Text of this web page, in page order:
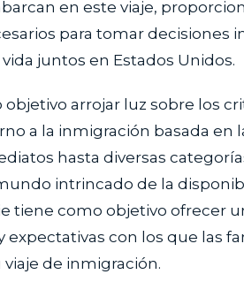
en este viaje,
para tomar decisiones
juntos en Estados Unidos.
arrojar luz sobre los
a la inmigración basada en
hasta diversas
intrincado de la
tiene como objetivo ofrecer
expectativas con los que las
de inmigración.